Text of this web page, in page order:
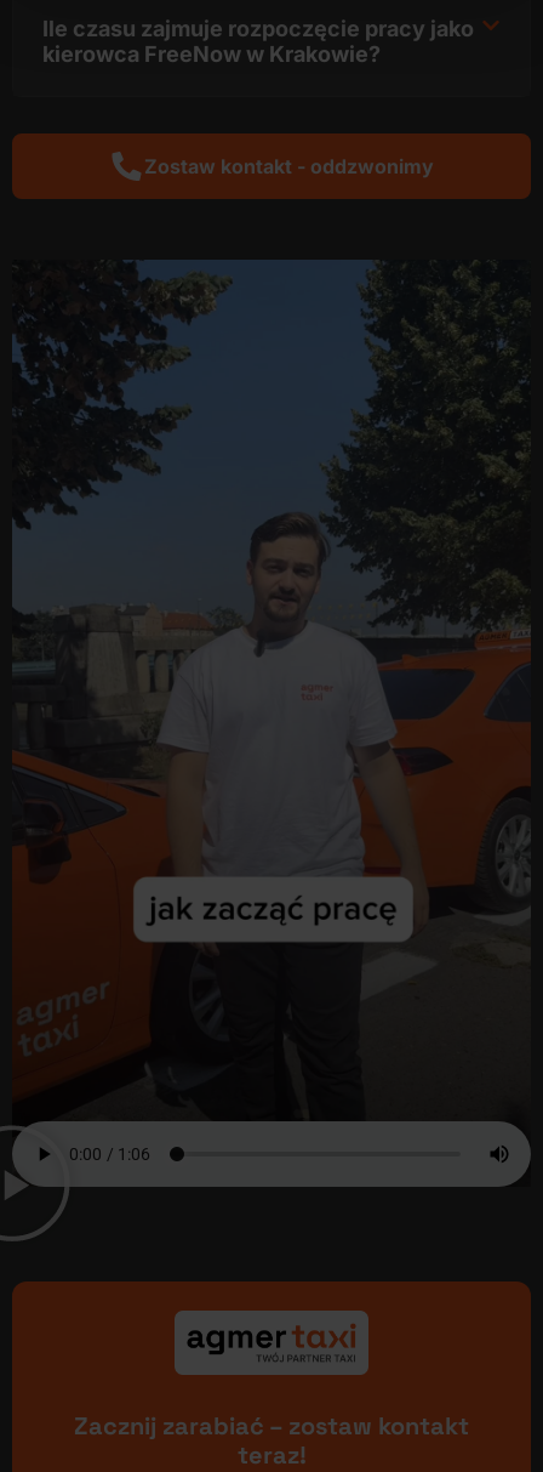
Ile czasu zajmuje rozpoczęcie pracy jako
kierowca FreeNow w Krakowie?
Zostaw kontakt - oddzwonimy
Zacznij zarabiać – zostaw kontakt
teraz!